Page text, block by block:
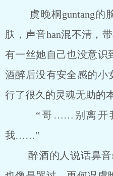
虞晚桐guntang的脸
肤，声音han混不清，
有一丝她自己也没意识
酒醉后没有安全感的小
行了很久的灵魂无助的
“哥……别离开我
我……”
醉酒的人说话鼻音